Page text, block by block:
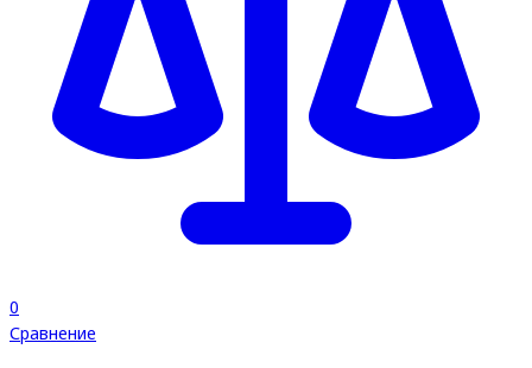
0
Сравнение